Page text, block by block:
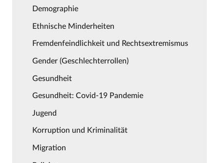
Demographie
Ethnische Minderheiten
Fremdenfeindlichkeit und Rechtsextremismus
Gender (Geschlechterrollen)
Gesundheit
Gesundheit: Covid-19 Pandemie
Jugend
Korruption und Kriminalität
Migration